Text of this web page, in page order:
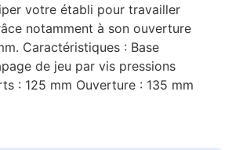
votre établi pour travailler
notamment à son ouverture
Caractéristiques : Base
de jeu par vis pressions
: 125 mm Ouverture : 135 mm